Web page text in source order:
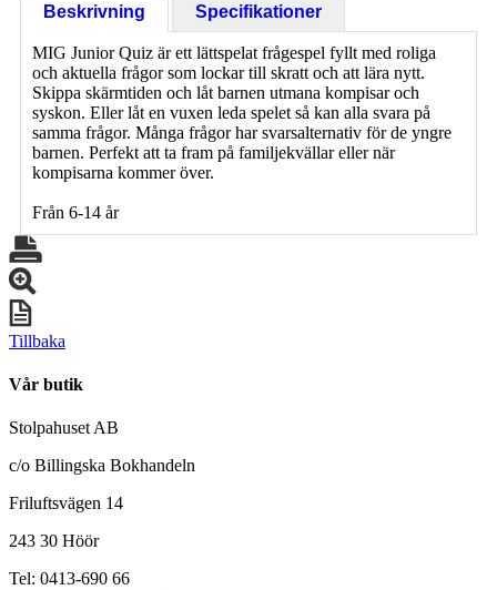
Beskrivning
Specifikationer
MIG Junior Quiz är ett lättspelat frågespel fyllt med roliga
och aktuella frågor som lockar till skratt och att lära nytt.
Skippa skärmtiden och låt barnen utmana kompisar och
syskon. Eller låt en vuxen leda spelet så kan alla svara på
samma frågor. Många frågor har svarsalternativ för de yngre
barnen. Perfekt att ta fram på familjekvällar eller när
kompisarna kommer över.
Från 6-14 år
Tillbaka
Vår butik
Stolpahuset AB
c/o Billingska Bokhandeln
Friluftsvägen 14
243 30 Höör
Tel: 0413-690 66